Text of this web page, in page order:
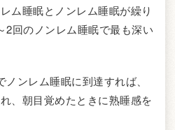
ム睡眠とノンレム睡眠が繰り
2回のノンレム睡眠で最も深い
ンレム睡眠に到達すれば、
、朝目覚めたときに熟睡感を